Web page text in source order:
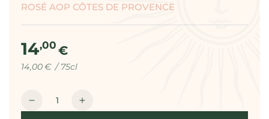
ROSÉ AOP CÔTES DE PROVENCE
Prix
14,00 €
Prix
14,00€ / par
75cl
Quantité
Réduire
Augmenter